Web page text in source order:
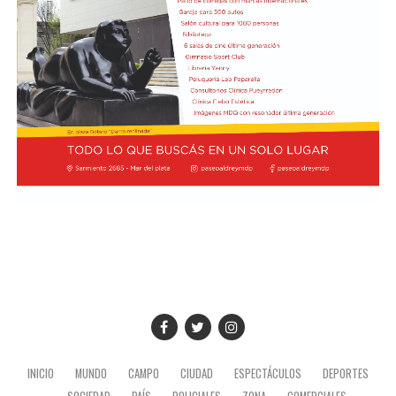
INICIO MUNDO CAMPO CIUDAD ESPECTÁCULOS
DEPORTES